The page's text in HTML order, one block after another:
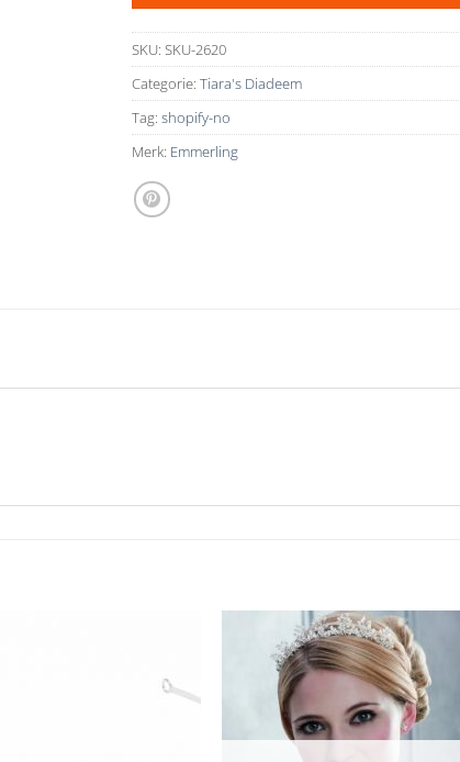
SKU: SKU-2620
Categorie: Tiara's Diadeem
Tag: shopify-no
Merk: Emmerling
verlanglijst
toevoegen